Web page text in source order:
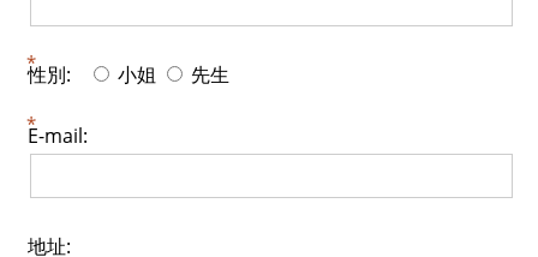
性別: 小姐 先生
E-mail:
地址: